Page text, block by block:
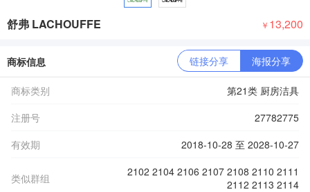
舒弗 LACHOUFFE ￥ 13,200
商标信息 链接分享 海报分享
商标类别
第21类 厨房洁具
注册号
27782775
有效期
2018-10-28 至 2028-10-27
类似群组
2102 2104 2106 2107 2108 2110 2111
2112 2113 2114